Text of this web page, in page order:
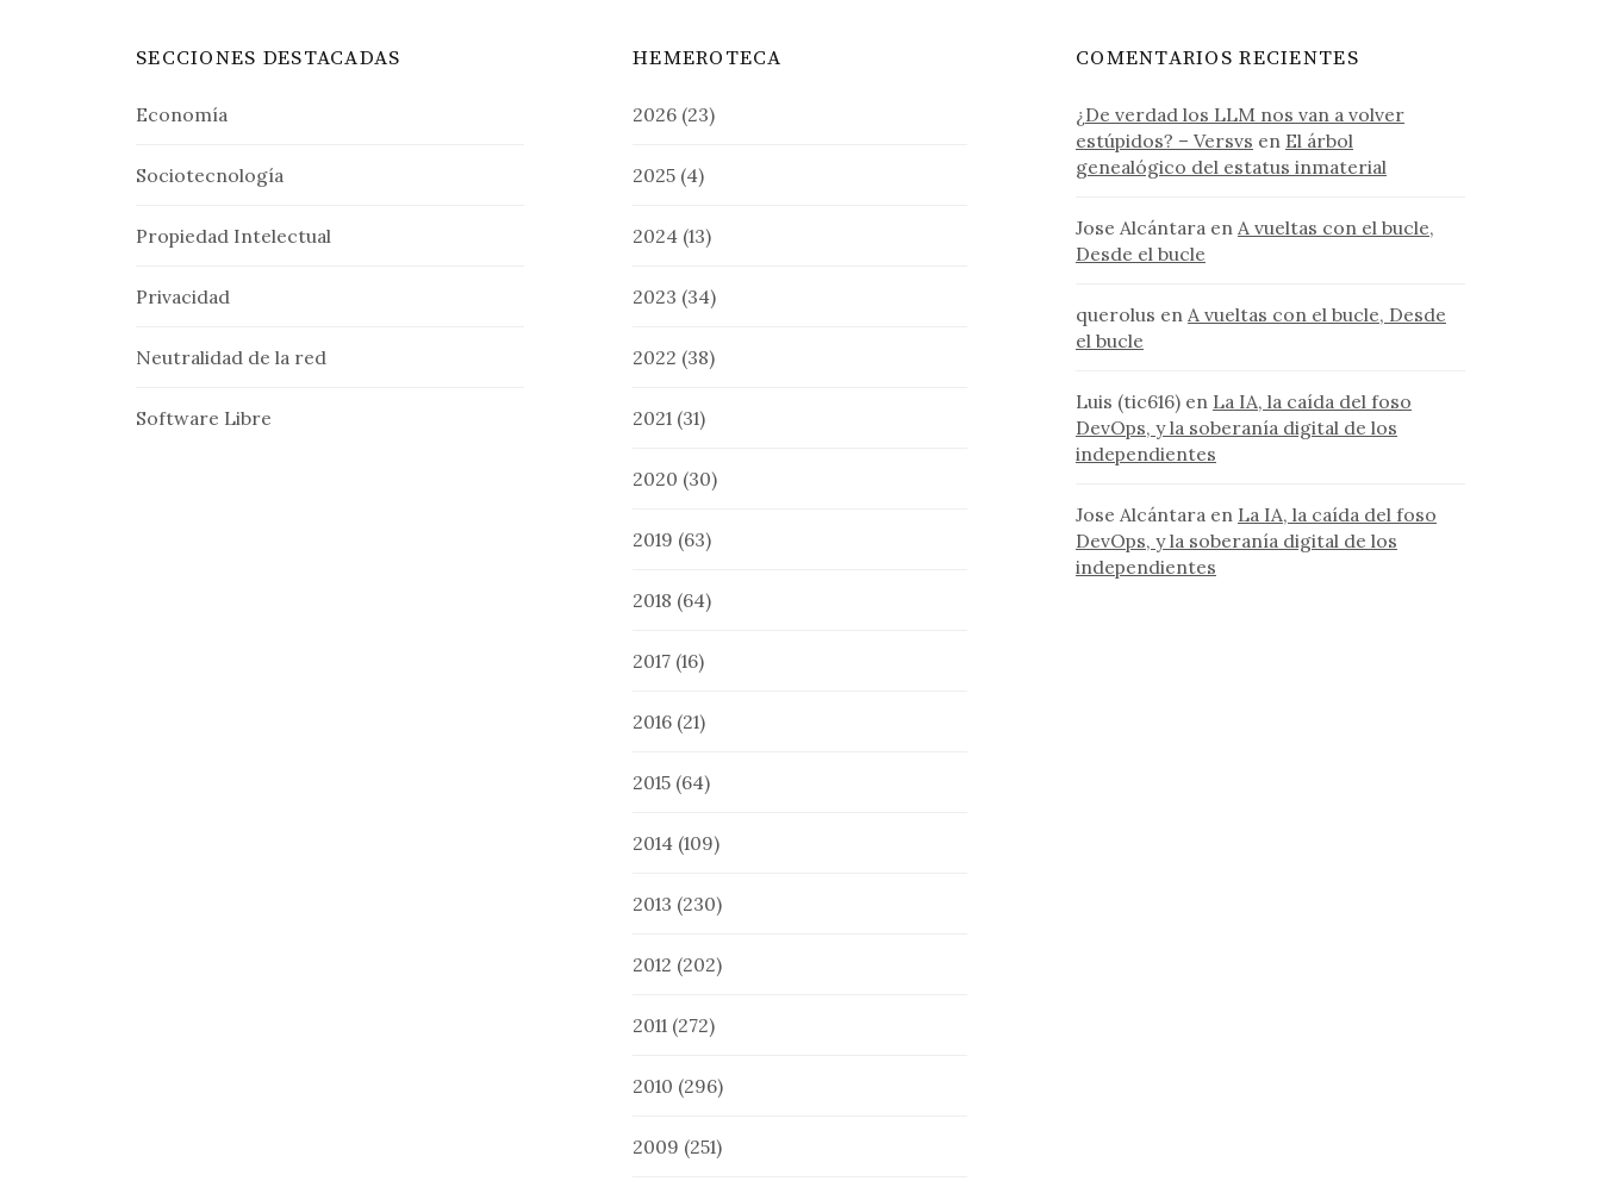
SECCIONES DESTACADAS
Economía
Sociotecnología
Propiedad Intelectual
Privacidad
Neutralidad de la red
Software Libre
HEMEROTECA
2026 (23)
2025 (4)
2024 (13)
2023 (34)
2022 (38)
2021 (31)
2020 (30)
2019 (63)
2018 (64)
2017 (16)
2016 (21)
2015 (64)
2014 (109)
2013 (230)
2012 (202)
2011 (272)
2010 (296)
2009 (251)
COMENTARIOS RECIENTES
¿De verdad los LLM nos van a volver
estúpidos? – Versvs en El árbol
genealógico del estatus inmaterial
Jose Alcántara en A vueltas con el bucle,
Desde el bucle
querolus en A vueltas con el bucle, Desde
el bucle
Luis (tic616) en La IA, la caída del foso
DevOps, y la soberanía digital de los
independientes
Jose Alcántara en La IA, la caída del foso
DevOps, y la soberanía digital de los
independientes